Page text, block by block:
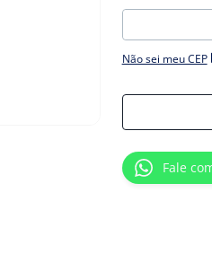
Não sei meu CEP
Fale